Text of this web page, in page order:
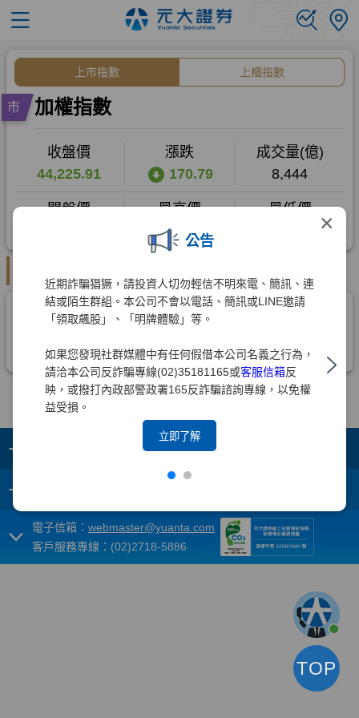
×
公告
近期詐騙猖獗，請投資人切勿輕信不明來電、簡訊、連
結或陌生群組。本公司不會以電話、簡訊或LINE邀請
「領取飆股」、「明牌體驗」等。
如果您發現社群媒體中有任何假借本公司名義之行為，
請洽本公司反詐騙專線(02)35181165或客服信箱反
映，或撥打內政部警政署165反詐騙諮詢專線，以免權
益受損。
立即了解
+
+
電子信箱： webmaster@yuanta.com
客戶服務專線：(02)2718-5886
TOP